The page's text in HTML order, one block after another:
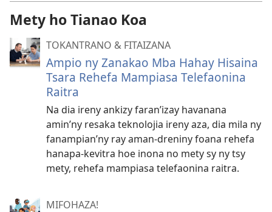
Mety ho Tianao Koa
TOKANTRANO & FITAIZANA
Ampio ny Zanakao Mba Hahay Hisaina
Tsara Rehefa Mampiasa Telefaonina
Raitra
Na dia ireny ankizy faran’izay havanana
amin’ny resaka teknolojia ireny aza, dia mila ny
fanampian’ny ray aman-dreniny foana rehefa
hanapa-kevitra hoe inona no mety sy ny tsy
mety, rehefa mampiasa telefaonina raitra.
MIFOHAZA!